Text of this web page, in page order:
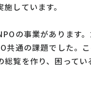
しています。
の事業があります
通の課題でした。
覧を作り、困って